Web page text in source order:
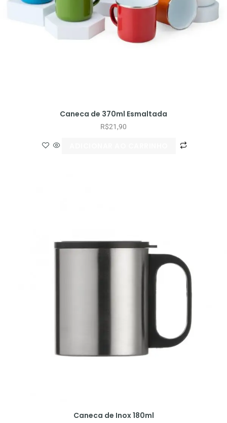
Caneca de 370ml Esmaltada
R$21,90
Caneca de Inox 180ml